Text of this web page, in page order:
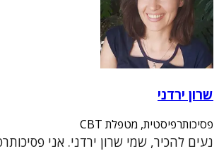
שרון ירדני
פסיכותרפיסטית, מטפלת CBT
נעים להכיר, שמי שרון ירדני. אני